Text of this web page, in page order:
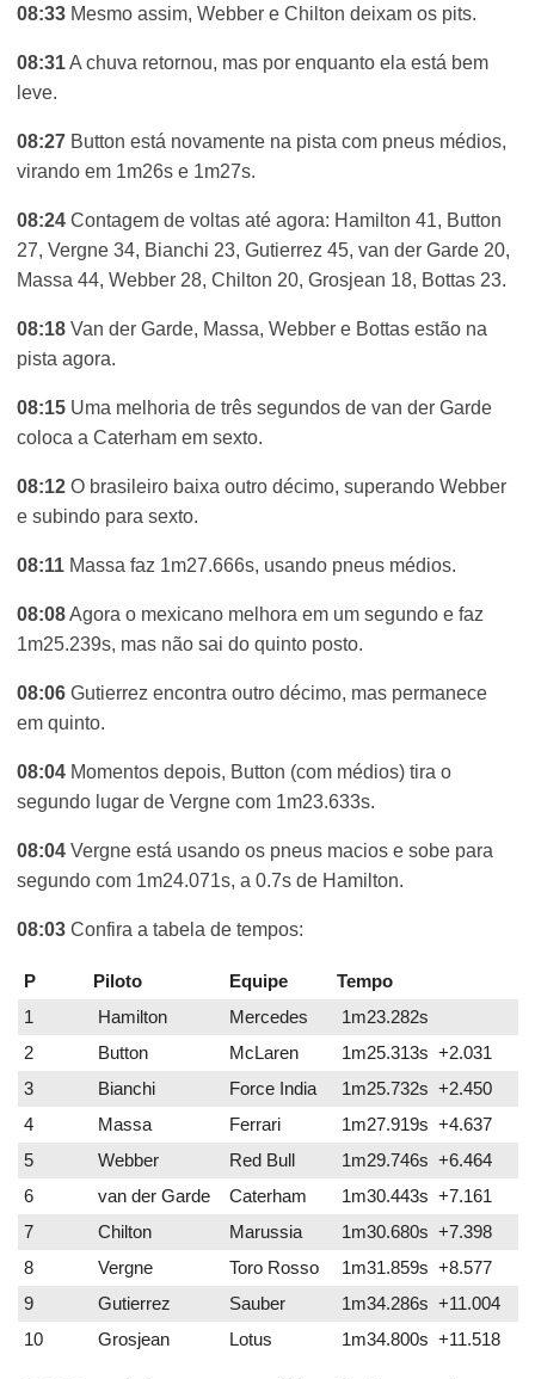
08:33 Mesmo assim, Webber e Chilton deixam os pits.
08:31A chuva retornou, mas por enquanto ela está bem
leve.
08:27 Button está novamente na pista com pneus médios,
virando em 1m26s e 1m27s.
08:24 Contagem de voltas até agora: Hamilton 41, Button
27, Vergne 34, Bianchi 23, Gutierrez 45, van der Garde 20,
Massa 44, Webber 28, Chilton 20, Grosjean 18, Bottas 23.
08:18 Van der Garde, Massa, Webber e Bottas estão na
pista agora.
08:15 Uma melhoria de três segundos de van der Garde
coloca a Caterham em sexto.
08:12 O brasileiro baixa outro décimo, superando Webber
e subindo para sexto.
08:11 Massa faz 1m27.666s, usando pneus médios.
08:08Agora o mexicano melhora em um segundo e faz
1m25.239s, mas não sai do quinto posto.
08:06 Gutierrez encontra outro décimo, mas permanece
em quinto.
08:04 Momentos depois, Button (com médios) tira o
segundo lugar de Vergne com 1m23.633s.
08:04 Vergne está usando os pneus macios e sobe para
segundo com 1m24.071s, a 0.7s de Hamilton.
08:03 Confira a tabela de tempos:
P Piloto Equipe
Tempo
1
Hamilton Mercedes
1m23.282s
2
Button McLaren
1m25.313s +2.031
3
Bianchi Force India
1m25.732s +2.450
4
Massa Ferrari
1m27.919s +4.637
5
Webber Red Bull
1m29.746s +6.464
6
van der Garde Caterham
1m30.443s +7.161
7
Chilton Marussia
1m30.680s +7.398
8
Vergne Toro Rosso
1m31.859s +8.577
9
Gutierrez Sauber
1m34.286s +11.004
10
Grosjean Lotus 1m34.800s +11.518